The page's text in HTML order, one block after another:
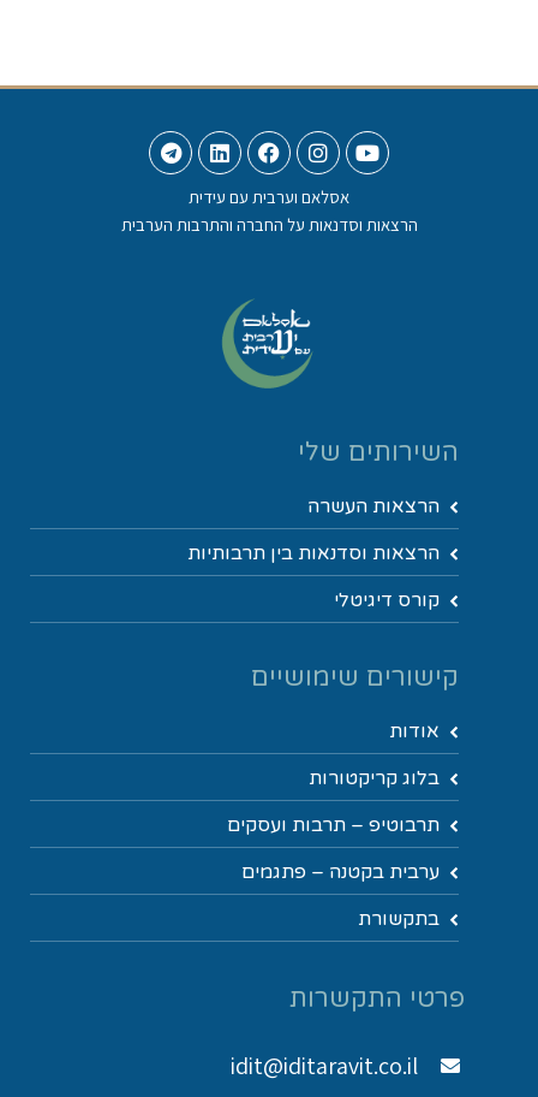
אסלאם וערבית עם עידית
הרצאות וסדנאות על החברה והתרבות הערבית
השירותים שלי
הרצאות העשרה
הרצאות וסדנאות בין תרבותיות
קורס דיגיטלי
קישורים שימושיים
אודות
בלוג קריקטורות
תרבוטיפ – תרבות ועסקים
ערבית בקטנה – פתגמים
בתקשורת
פרטי התקשרות
idit@iditaravit.co.il